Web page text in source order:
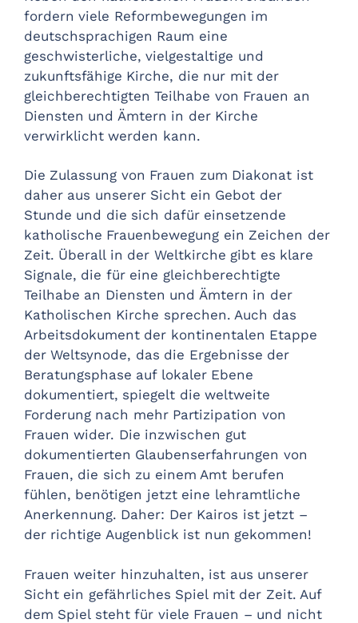
fordern viele Reformbewegungen im
deutschsprachigen Raum eine
geschwisterliche, vielgestaltige und
zukunftsfähige Kirche, die nur mit der
gleichberechtigten Teilhabe von Frauen an
Diensten und Ämtern in der Kirche
verwirklicht werden kann.
Die Zulassung von Frauen zum Diakonat ist
daher aus unserer Sicht ein Gebot der
Stunde und die sich dafür einsetzende
katholische Frauenbewegung ein Zeichen der
Zeit. Überall in der Weltkirche gibt es klare
Signale, die für eine gleichberechtigte
Teilhabe an Diensten und Ämtern in der
Katholischen Kirche sprechen. Auch das
Arbeitsdokument der kontinentalen Etappe
der Weltsynode, das die Ergebnisse der
Beratungsphase auf lokaler Ebene
dokumentiert, spiegelt die weltweite
Forderung nach mehr Partizipation von
Frauen wider. Die inzwischen gut
dokumentierten Glaubenserfahrungen von
Frauen, die sich zu einem Amt berufen
fühlen, benötigen jetzt eine lehramtliche
Anerkennung. Daher: Der Kairos ist jetzt –
der richtige Augenblick ist nun gekommen!
Frauen weiter hinzuhalten, ist aus unserer
Sicht ein gefährliches Spiel mit der Zeit. Auf
dem Spiel steht für viele Frauen – und nicht